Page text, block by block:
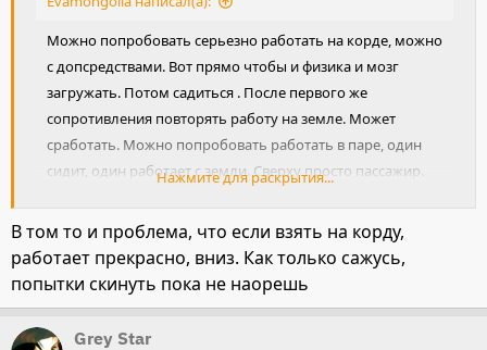
Можно попробовать серьезно работать на корде, можно
с допсредствами. Вот прямо чтобы и физика и мозг
загружать. Потом садиться . После первого же
сопротивления повторять работу на земле. Может
сработать. Можно попробовать работать в паре, один
сидит, один работает с земли. Сверху просто пассажир.
не реагируют, оно и не закрепляется. Ну и есть
возможность не дать свежить, двигая вперед.
Но спину я бы проверила!
Нажмите для раскрытия...
В том то и проблема, что если взять на корду,
работает прекрасно, вниз. Как только сажусь,
попытки скинуть пока не наорешь
Grey Star